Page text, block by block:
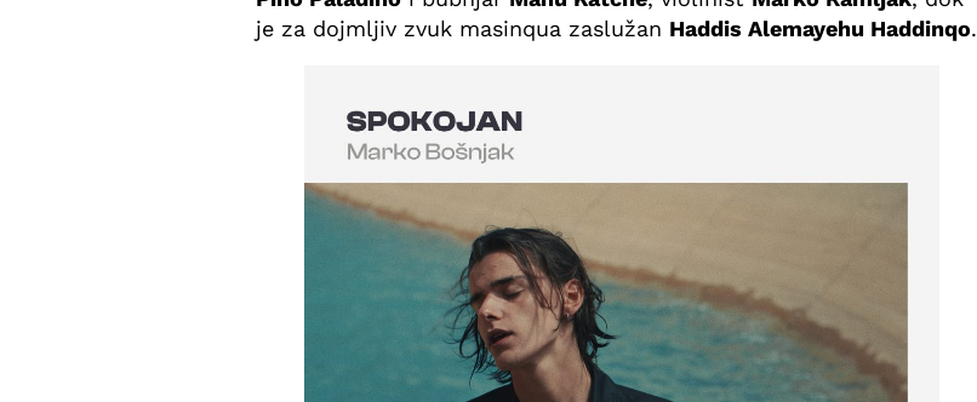
je za dojmljiv zvuk masinqua zaslužan Haddis Alemayehu Haddinqo.